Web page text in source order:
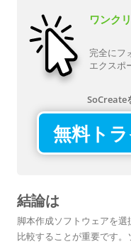
ワンク
完全にフ
エクスポ
SoCreate
無料ト
結論は
脚本作成ソフトウェアを
比較することが重要です